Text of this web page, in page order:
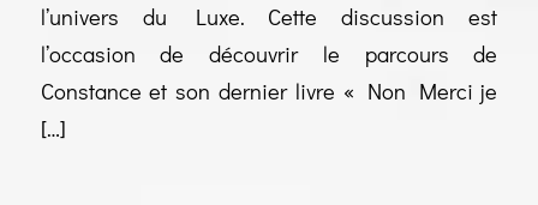
l’univers du Luxe. Cette discussion est
l’occasion de découvrir le parcours de
Constance et son dernier livre « Non Merci je
[…]